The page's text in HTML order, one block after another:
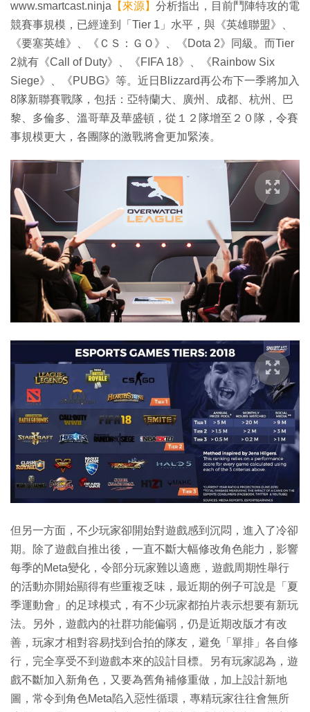
www.smartcast.ninja 【來源】 分析指出，目前鬥陣特攻的電
競賽事規模，已經達到「Tier 1」水平，與《英雄聯盟》、
《要塞英雄》、《ＣＳ：ＧＯ》、《Dota 2》同級。而Tier
2就有《Call of Duty》、《FIFA 18》、《Rainbow Six
Siege》、《PUBG》等。近日Blizzard再公布下一季將加入
8隊新聯賽戰隊，包括：亞特蘭大、廣州、成都、杭州、巴
黎、多倫多、溫哥華及華盛頓，從１２隊增至２０隊，令賽
事規模更大，各團隊的激戰將會更加緊湊。
但另一方面，不少玩家卻開始對遊戲感到沉悶，進入了冷卻
期。除了遊戲自推出後，一直不斷大幅修改角色能力，影響
每季的Meta變化，令部分玩家難以適應，遊戲周期性舉行
的活動亦開始顯得有些重複乏味，最近期的例子可說是「夏
季運動會」的足球模式，有不少玩家都拍片表示想要有新玩
法。另外，遊戲內的社群功能偏弱，仍是近期改版才有改
善，玩家才相對容易找到合拍的隊友，避免「單排」各自修
行，完全享受不到遊戲本來的設計目標。另有玩家認為，遊
戲不斷加入新角色，又要為舊角補修重做，加上設計新地
圖，常令到角色Meta陷入惡性循環，專精玩家往往會無所